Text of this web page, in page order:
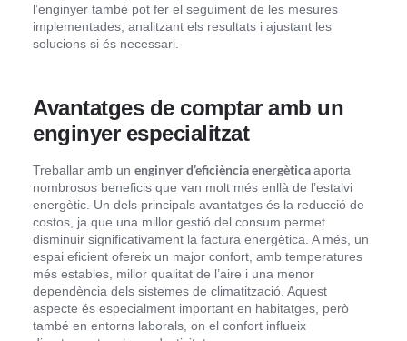
l’enginyer també pot fer el seguiment de les mesures
implementades, analitzant els resultats i ajustant les
solucions si és necessari.
Avantatges de comptar amb un
enginyer especialitzat
Treballar amb unenginyer d’eficiència energèticaaporta
nombrosos beneficis que van molt més enllà de l’estalvi
energètic. Un dels principals avantatges és la reducció de
costos, ja que una millor gestió del consum permet
disminuir significativament la factura energètica. A més, un
espai eficient ofereix un major confort, amb temperatures
més estables, millor qualitat de l’aire i una menor
dependència dels sistemes de climatització. Aquest
aspecte és especialment important en habitatges, però
també en entorns laborals, on el confort influeix